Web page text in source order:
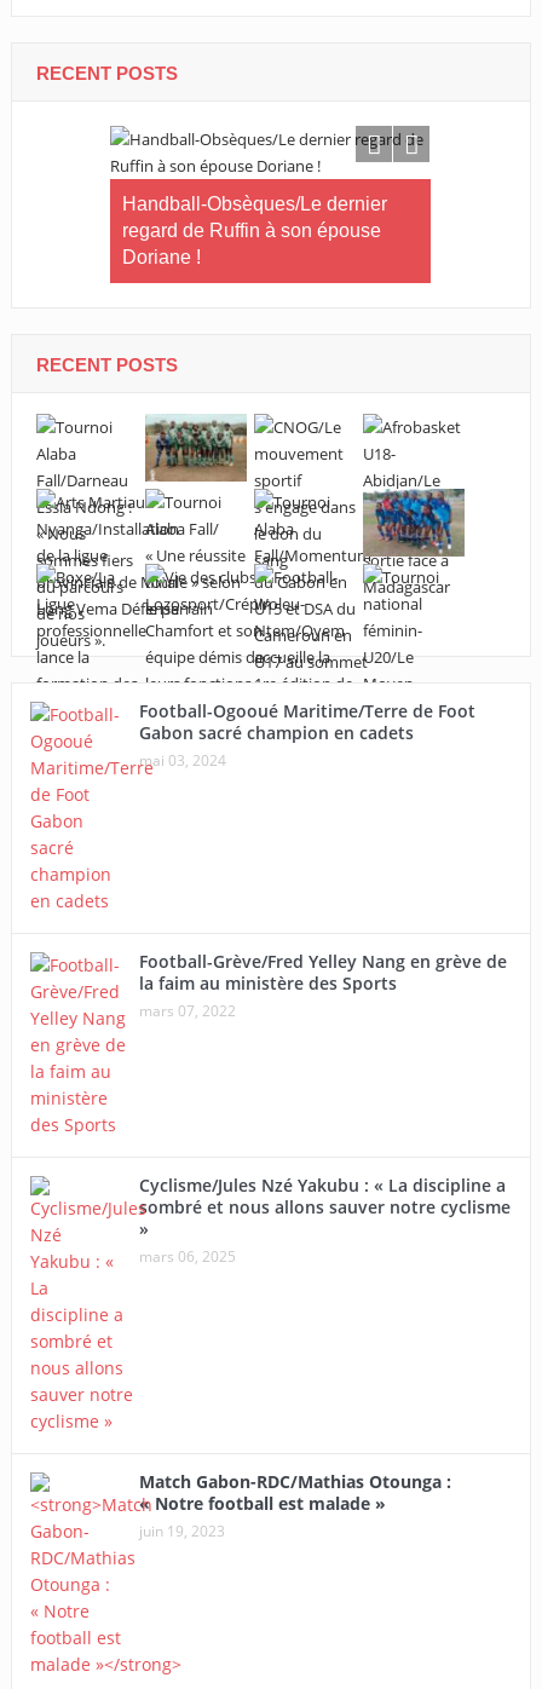
RECENT POSTS
Handball-Obsèques/Le dernier
regard de Ruffin à son épouse
Doriane !
RECENT POSTS
Football-Ogooué Maritime/Terre de Foot
Gabon sacré champion en cadets
mai 03, 2024
Football-Grève/Fred Yelley Nang en grève de
la faim au ministère des Sports
mars 07, 2022
Cyclisme/Jules Nzé Yakubu : « La discipline a
sombré et nous allons sauver notre cyclisme
»
mars 06, 2025
Match Gabon-RDC/Mathias Otounga :
« Notre football est malade »
juin 19, 2023